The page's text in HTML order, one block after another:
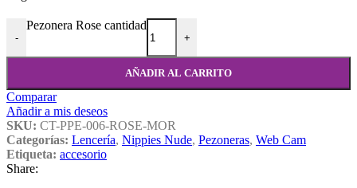
-
Pezonera Rose cantidad
+
AÑADIR AL CARRITO
Comparar
Añadir a mis deseos
SKU: CT-PPE-006-ROSE-MOR
Categorías: Lencería, Nippies Nude, Pezoneras, Web Cam
Etiqueta: accesorio
Share: